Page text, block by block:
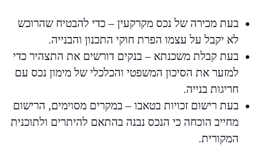
בעת מכירה של נכס מקרקעין – כדי להבטיח שהרוכש
לא יקבל על עצמו הפרת חוקי התכנון והבנייה.
בעת קבלת משכנתא – בנקים דורשים את התצהיר כדי
למזער את הסיכון המשפטי והכלכלי של מימון נכס עם
חריגות בנייה.
בעת רישום זכויות בטאבו – במקרים מסוימים, הרישום
מחייב הוכחה כי הנכס נבנה בהתאם להיתרים ולתוכנית
המקורית.